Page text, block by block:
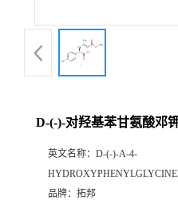
D-(-)-对羟基苯甘氨酸邓
英文名称： D-(-)-A-4-
品牌： 拓邦